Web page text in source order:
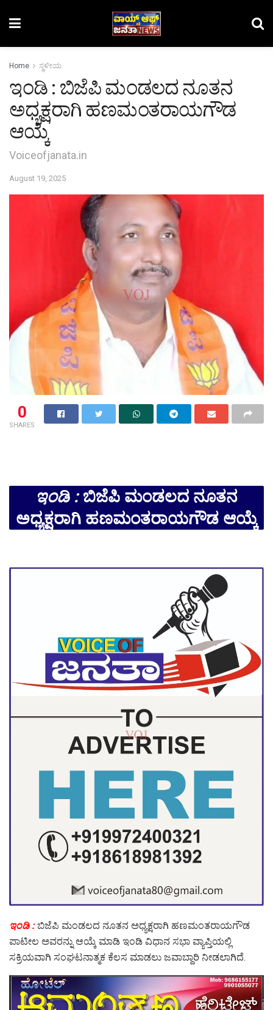
Home ಸ್ಥಳೀಯ
ಇಂಡಿ : ಬಿಜೆಪಿ ಮಂಡಲದ ನೂತನ
ಅಧ್ಯಕ್ಷರಾಗಿ ಹಣಮಂತರಾಯಗೌಡ
ಆಯ್ಕೆ
Voiceofjanata.in
August 19, 2025
0
SHARES
ಇಂಡಿ :ಬಿಜೆಪಿ ಮಂಡಲದ ನೂತನ
ಅಧ್ಯಕ್ಷರಾಗಿ ಹಣಮಂತರಾಯಗೌಡ ಆಯ್ಕೆ
ಇಂಡಿ :ಬಿಜೆಪಿ ಮಂಡಲದ ನೂತನ ಅಧ್ಯಕ್ಷರಾಗಿ ಹಣಮಂತರಾಯಗೌಡ
ಪಾಟೀಲ ಅವರನ್ನು ಆಯ್ಕೆ ಮಾಡಿ ಇಂಡಿ ವಿಧಾನ ಸಭಾ ವ್ಯಾಪ್ತಿಯಲ್ಲಿ
ಸಕ್ರಿಯವಾಗಿ ಸಂಘಟನಾತ್ಮಕ ಕೆಲಸ ಮಾಡಲು ಜವಾಬ್ದಾರಿ ನೀಡಲಾಗಿದೆ.